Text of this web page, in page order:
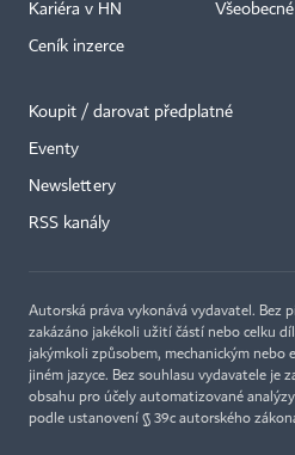
Kariéra v HN
Ceník inzerce
Koupit / darovat předplatné
Eventy
Newslettery
RSS kanály
Autorská práva vykonává vydavatel. Bez
zakázáno jakékoli užití částí nebo celku
jakýmkoli způsobem, mechanickým nebo
jiném jazyce. Bez souhlasu vydavatele je
obsahu pro účely automatizované
podle ustanovení § 39c autorského